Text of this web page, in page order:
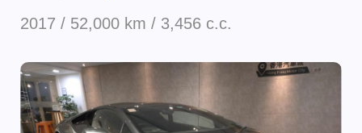
2017 / 52,000 km / 3,456 c.c.